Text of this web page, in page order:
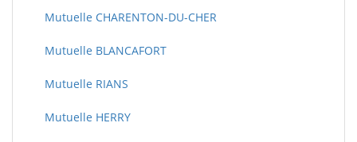
Mutuelle CHARENTON-DU-CHER
Mutuelle BLANCAFORT
Mutuelle RIANS
Mutuelle HERRY